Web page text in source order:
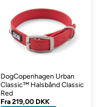
DogCopenhagen Urban
Classic™ Halsbånd Classic
Red
Fra219,00 DKK